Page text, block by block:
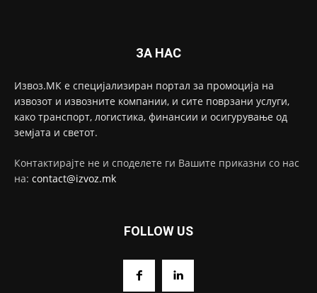
ЗА НАС
Извоз.МК е специјализиран портал за промоција на
извозот и извозните компании, и сите поврзани услуги,
како транспорт, логистика, финансии и осигурување од
земјата и светот.
Контактирајте не и споделете ги Вашите приказни со нас
на: contact@izvoz.mk
FOLLOW US